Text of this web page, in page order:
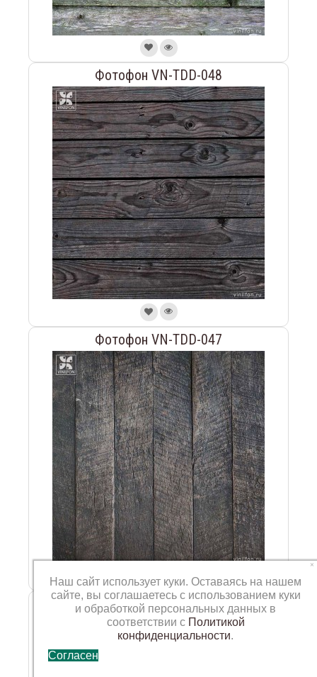
Фотофон VN-TDD-048
Фотофон VN-TDD-047
Фотофон VN-TDD-046
×
Наш сайт использует куки. Оставаясь на нашем
сайте, вы соглашаетесь с использованием куки
и обработкой персональных данных в
соответствии с Политикой
конфиденциальности.
Согласен